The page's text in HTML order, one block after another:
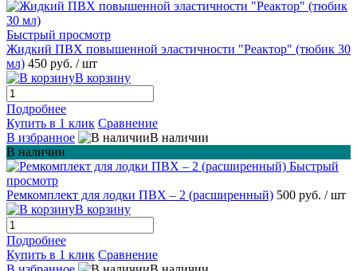
Быстрый просмотр
Жидкий ПВХ повышенной эластичности "Реактор" (тюбик 30
мл) 450 руб. / шт
В корзину
Подробнее
Купить в 1 клик Сравнение
В избранное
В наличии
В наличии
Быстрый
просмотр
Ремкомплект для лодки ПВХ – 2 (расширенный) 500 руб. / шт
В корзину
Подробнее
Купить в 1 клик Сравнение